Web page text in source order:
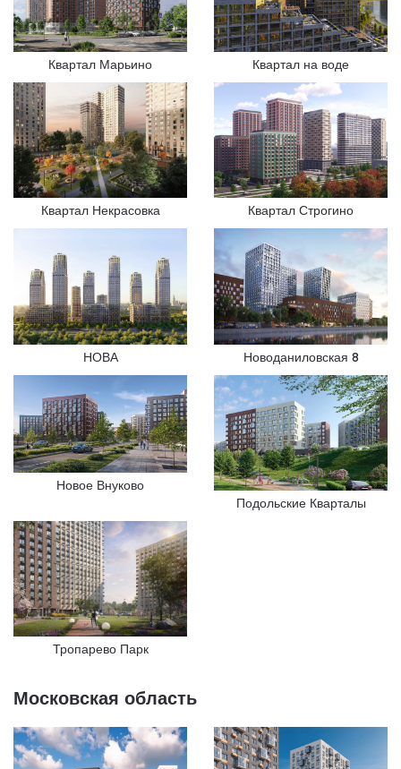
Квартал Марьино Квартал на воде
Квартал Некрасовка Квартал Строгино
НОВА Новоданиловская 8
Новое Внуково
Подольские Кварталы
Тропарево Парк
Московская область